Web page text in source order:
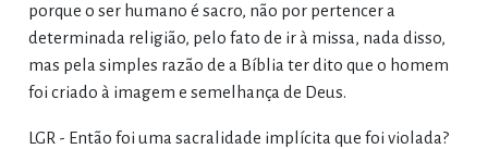
porque o ser humano é sacro, não por pertencer a
determinada religião, pelo fato de ir à missa, nada disso,
mas pela simples razão de a Bíblia ter dito que o homem
foi criado à imagem e semelhança de Deus.
LGR - Então foi uma sacralidade implícita que foi violada?